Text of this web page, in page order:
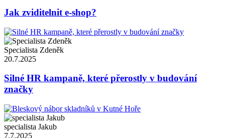
Jak zviditelnit e-shop?
Specialista Zdeněk
20.7.2025
Silné HR kampaně, které přerostly v budování
značky
specialista Jakub
7.7.2025